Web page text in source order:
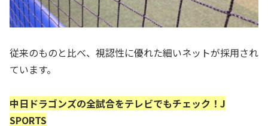
従来のものと比べ、視認性に優れた細いネットが採用され
ています。
中日ドラゴンズの全試合をテレビでもチェック！J
SPORTS